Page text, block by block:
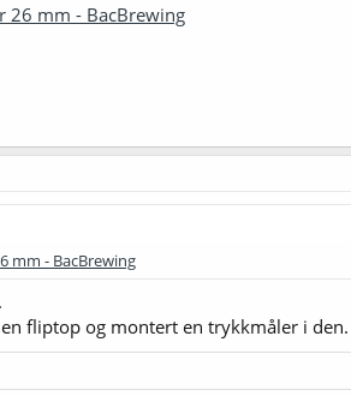
26 mm - BacBrewing
mm - BacBrewing
fliptop og montert en trykkmåler i